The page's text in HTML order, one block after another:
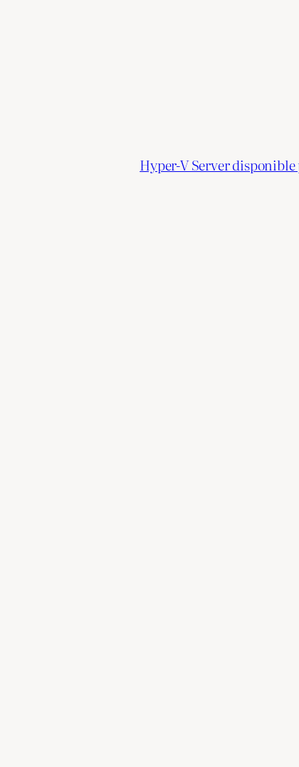
Hyper-V Server disponible